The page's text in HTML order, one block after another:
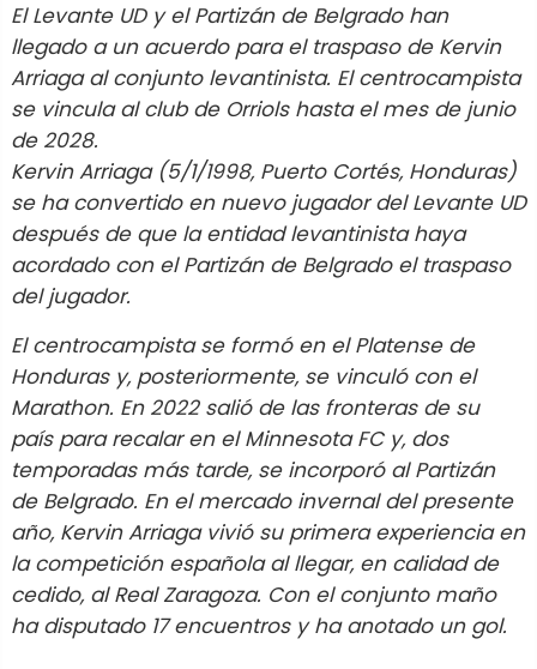
El Levante UD y el Partizán de Belgrado han
llegado a un acuerdo para el traspaso de Kervin
Arriaga al conjunto levantinista. El centrocampista
se vincula al club de Orriols hasta el mes de junio
de 2028.
Kervin Arriaga (5/1/1998, Puerto Cortés, Honduras)
se ha convertido en nuevo jugador del Levante UD
después de que la entidad levantinista haya
acordado con el Partizán de Belgrado el traspaso
del jugador.
El centrocampista se formó en el Platense de
Honduras y, posteriormente, se vinculó con el
Marathon. En 2022 salió de las fronteras de su
país para recalar en el Minnesota FC y, dos
temporadas más tarde, se incorporó al Partizán
de Belgrado. En el mercado invernal del presente
año, Kervin Arriaga vivió su primera experiencia en
la competición española al llegar, en calidad de
cedido, al Real Zaragoza. Con el conjunto maño
ha disputado 17 encuentros y ha anotado un gol.